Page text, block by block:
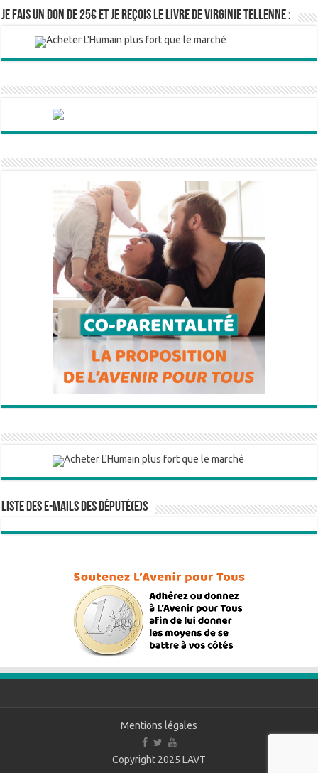
Je fais un don de 25€ et je reçois le livre de Virginie Tellenne :
Liste des e-mails des député(e)s
Mentions légales
Copyright 2025 LAVT